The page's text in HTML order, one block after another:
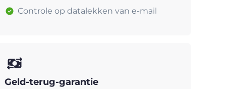
Controle op datalekken van e-mail
Geld-terug-garantie